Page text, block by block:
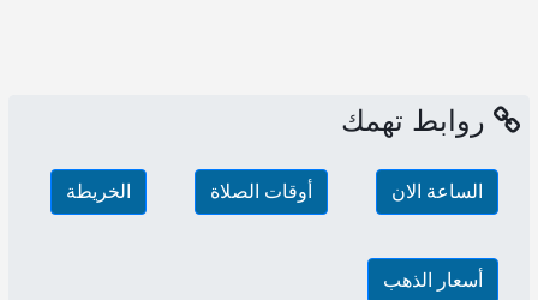
روابط تهمك
الساعة الان أوقات الصلاة الخريطة
أسعار الذهب